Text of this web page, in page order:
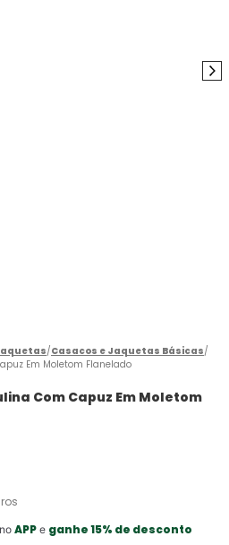
Casacos e Jaquetas Básicas
Em Moletom Flanelado
Com Capuz Em Moletom
APPe ganhe 15% de desconto